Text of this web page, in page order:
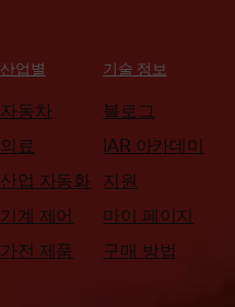
산업별
자동차
의료
산업 자동화
기계 제어
가전 제품
기술 정보
블로그
IAR 아카데미
지원
마이 페이지
구매 방법